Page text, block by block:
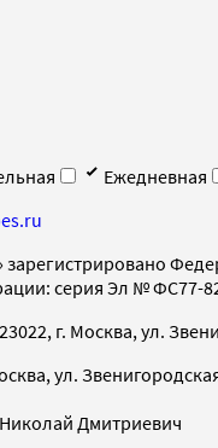
Ежедневная
зарегистрировано
серия Эл № ФС77-
г. Москва, ул.
ул.
Дмитриевич